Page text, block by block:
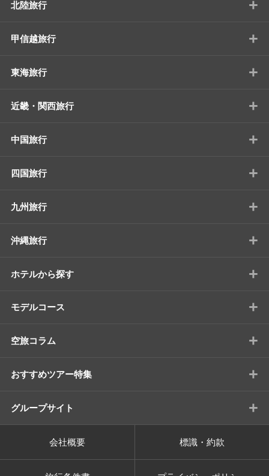
北陸旅行 +
甲信越旅行 +
東海旅行 +
近畿・関西旅行 +
中国旅行 +
四国旅行 +
九州旅行 +
沖縄旅行 +
ホテルから探す +
モデルコース +
空旅コラム +
おすすめツアー特集 +
グループサイト +
会社概要 標識・約款